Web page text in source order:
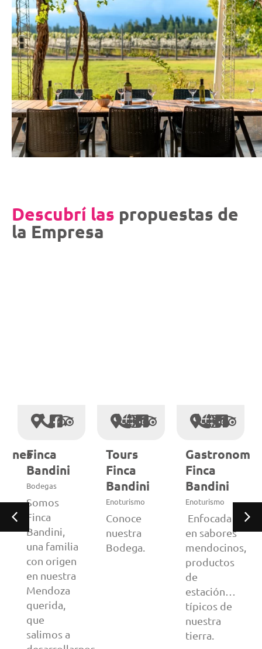
Descubrí las propuestas de
la Empresa
Finca
Bandini
Bodegas
Somos
Finca
Bandini,
una familia
con origen
en nuestra
Mendoza
querida,
que
salimos a
Tours
Finca
Bandini
Enoturismo
Conoce
nuestra
Bodega.
Gastronomía
Finca
Bandini
Enoturismo
Enfocada
en sabores
mendocinos,
productos
de
estación…
típicos de
nuestra
tierra.